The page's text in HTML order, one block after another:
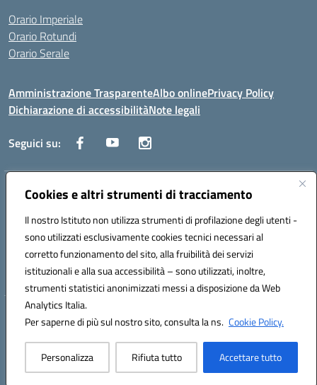
Cookies e altri strumenti di tracciamento
Il nostro Istituto non utilizza strumenti di profilazione degli utenti -
sono utilizzati esclusivamente cookies tecnici necessari al
corretto funzionamento del sito, alla fruibilità dei servizi
istituzionali e alla sua accessibilità – sono utilizzati, inoltre,
strumenti statistici anonimizzati messi a disposizione da Web
Analytics Italia.
Per saperne di più sul nostro sito, consulta la ns. Cookie Policy.
Personalizza Rifiuta tutto Accettare tutto
Orario Imperiale
Orario Rotundi
Orario Serale
Amministrazione TrasparenteAlbo onlinePrivacy Policy
Dichiarazione di accessibilitàNote legali
Seguici su:
Indirizzo:Via Generale Francesco Rotundi 4, 71121 Foggia (FG)
Posta elettronica certificata (PEC):fgtf13000c@pec.istruzione.it
Codice fiscale: 94090750715
Codice meccanografico: FGTF13000C
Hosting & Powered by 3D Solution S.r.l.
Concept & Design by Designers Italia